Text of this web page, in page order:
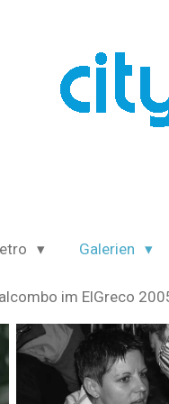
Galerien
im ElGreco